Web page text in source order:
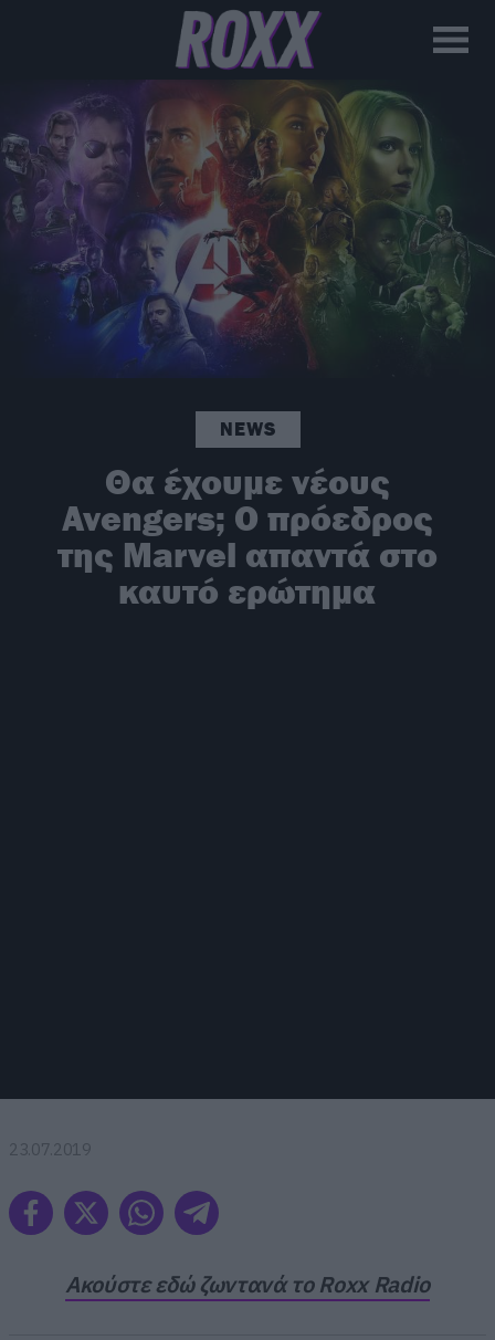
NEWS
Θα έχουμε νέους
Avengers; Ο πρόεδρος
της Marvel απαντά στο
καυτό ερώτημα
23.07.2019
Ακούστε εδώ ζωντανά το Roxx Radio